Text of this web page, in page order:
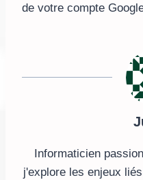
de votre compte
Informaticien
j'explore les enjeux